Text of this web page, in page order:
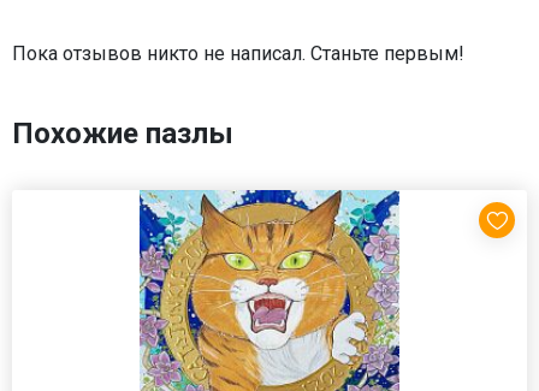
Пока отзывов никто не написал. Станьте первым!
Похожие пазлы